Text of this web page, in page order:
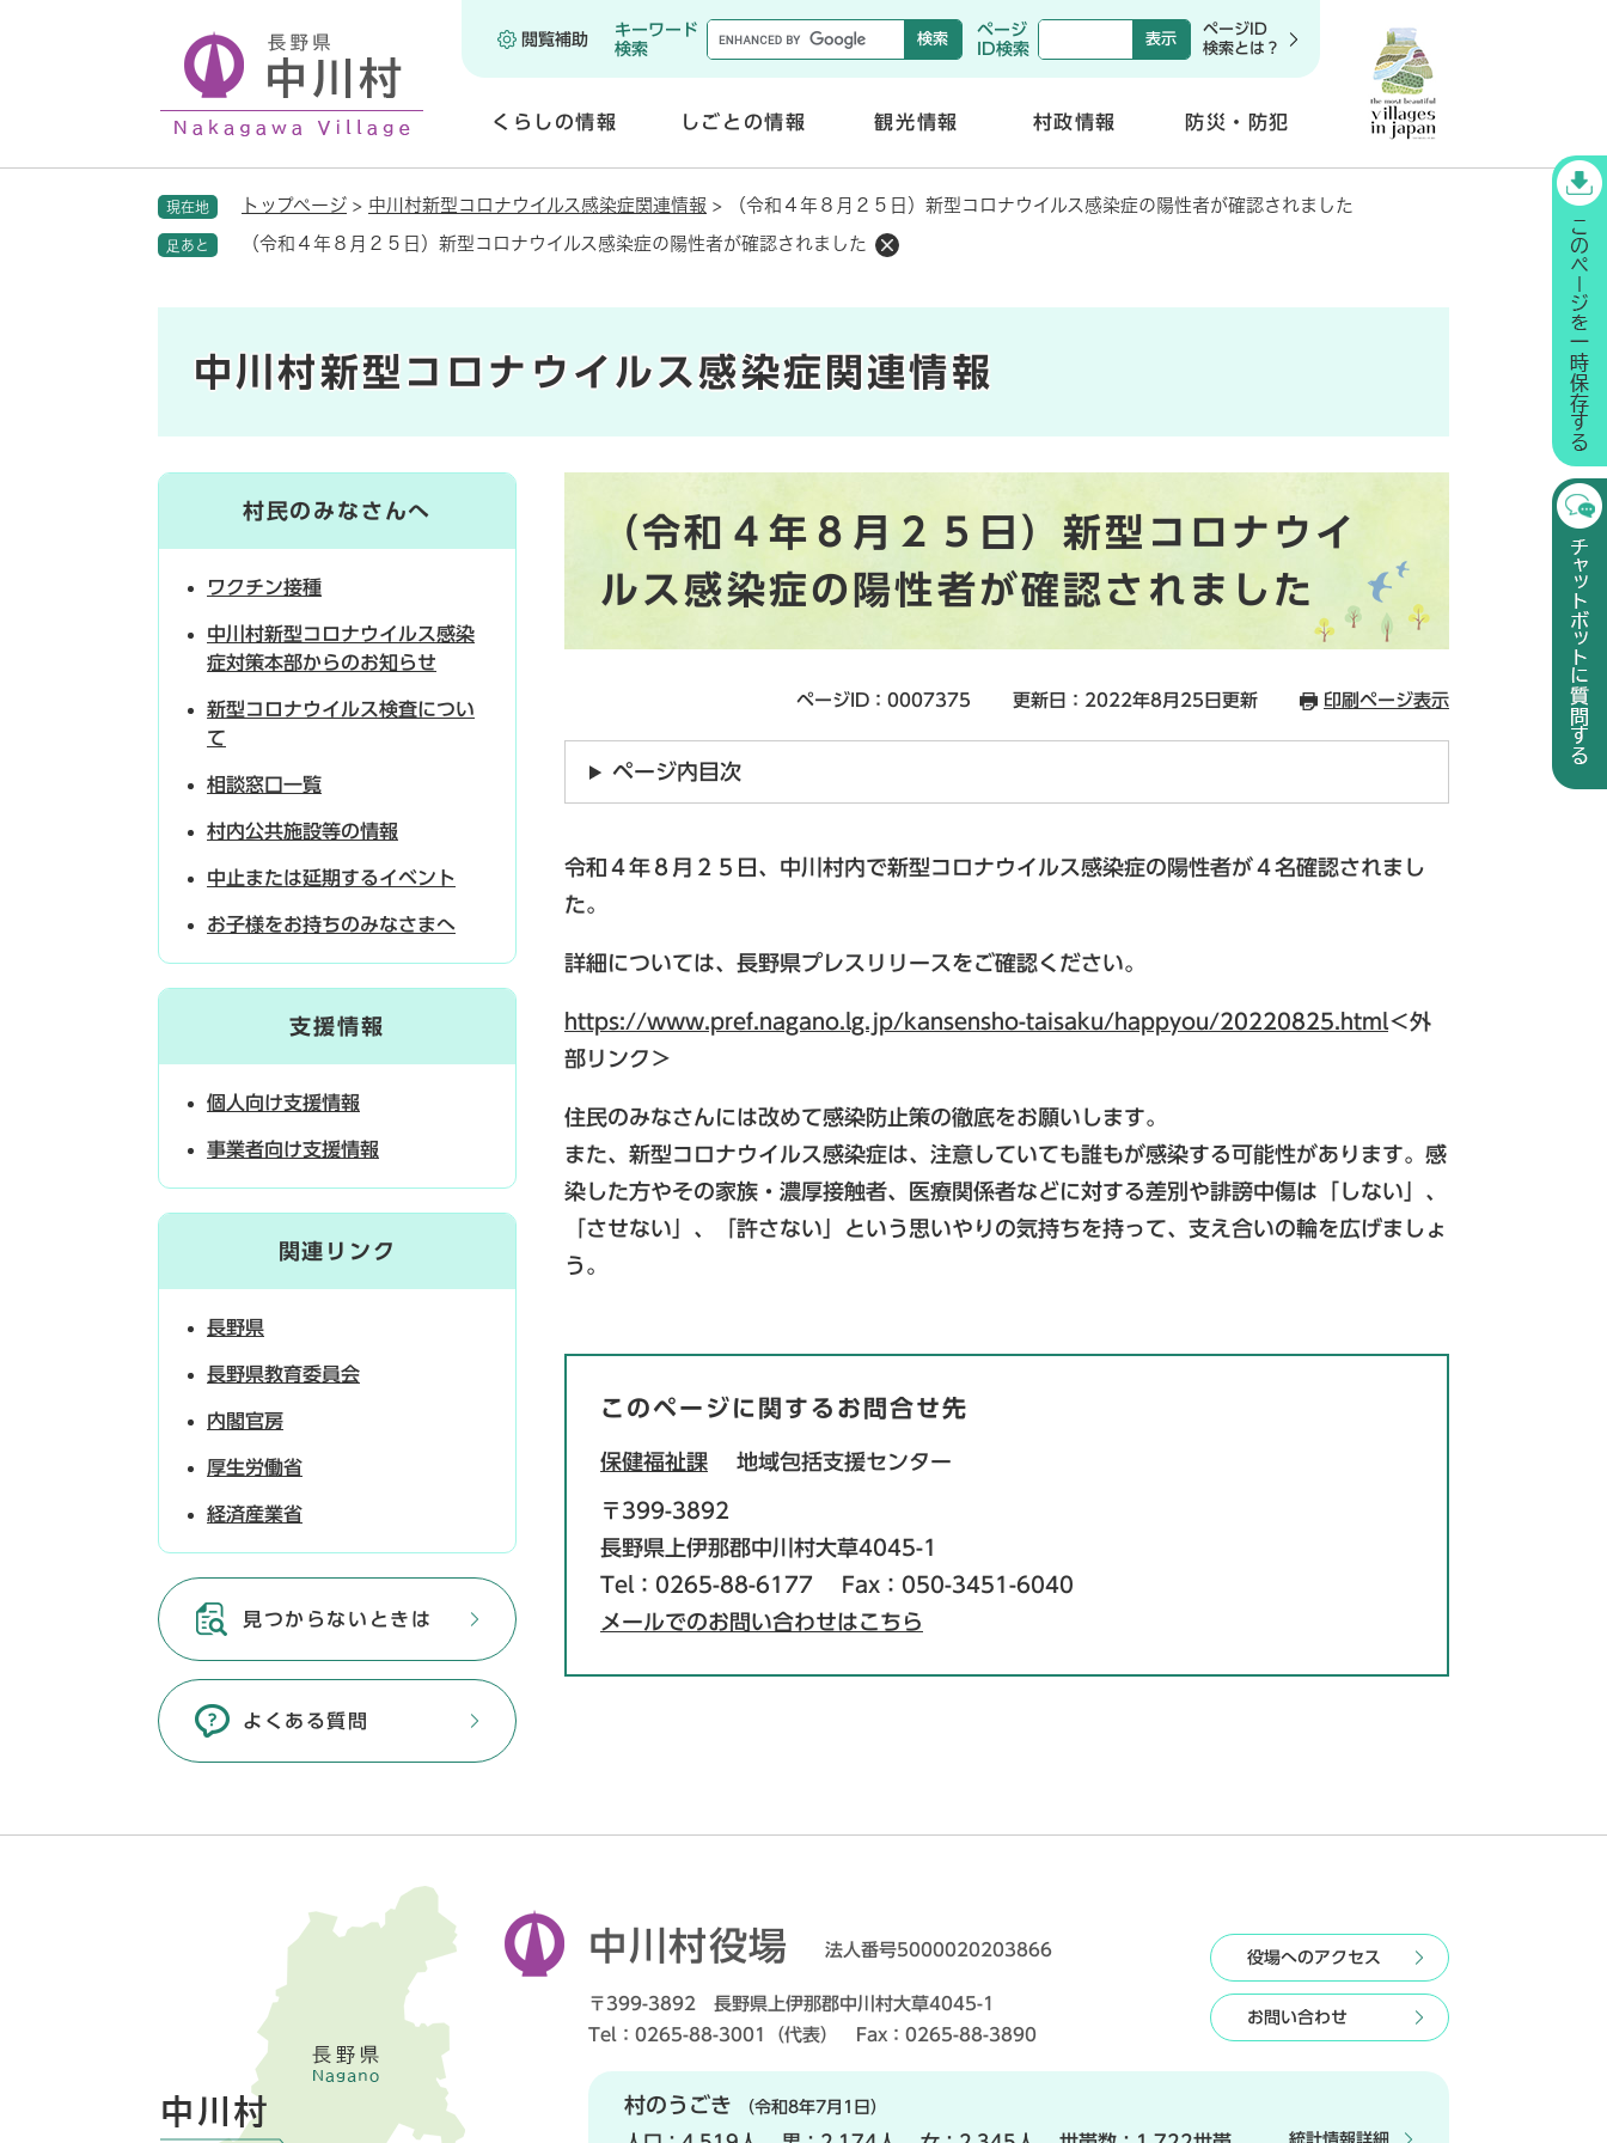
メニューを飛ばして本文へ
閲覧補助
キーワード
検索
ページ
ID検索
ページID
検索とは？
くらしの情報
く
しごとの情報
く
観光情報 村政情報
く
防災・防犯
く
現在地 トップページ > 中川村新型コロナウイルス感染症関連情報 > （令和４年８月２５日）新型コロナウイルス感染症の陽性者が確認されました
足あと （令和４年８月２５日）新型コロナウイルス感染症の陽性者が確認されました
中川村新型コロナウイルス感染症関連情報
（令和４年８月２５日）新型コロナウイ
ルス感染症の陽性者が確認されました
ページID：0007375 更新日：2022年8月25日更新 印刷ページ表示
ページ内目次
令和４年８月２５日、中川村内で新型コロナウイルス感染症の陽性者が４名確認されまし
た。
詳細については、長野県プレスリリースをご確認ください。
https://www.pref.nagano.lg.jp/kansensho-taisaku/happyou/20220825.html ＜外
部リンク＞
住民のみなさんには改めて感染防止策の徹底をお願いします。
また、新型コロナウイルス感染症は、注意していても誰もが感染する可能性があります。感
染した方やその家族・濃厚接触者、医療関係者などに対する差別や誹謗中傷は「しない」、
「させない」、「許さない」という思いやりの気持ちを持って、支え合いの輪を広げましょ
う。
このページに関するお問合せ先
保健福祉課 地域包括支援センター
〒399-3892
長野県上伊那郡中川村大草4045-1
Tel：0265-88-6177
Fax：050-3451-6040
メールでのお問い合わせはこちら
村民のみなさんへ
ワクチン接種
中川村新型コロナウイルス感染
症対策本部からのお知らせ
新型コロナウイルス検査につい
て
相談窓口一覧
村内公共施設等の情報
中止または延期するイベント
お子様をお持ちのみなさまへ
支援情報
個人向け支援情報
事業者向け支援情報
関連リンク
長野県
長野県教育委員会
内閣官房
厚生労働省
経済産業省
見つからないときは
よくある質問
中川村役場 法人番号5000020203866
〒399-3892 長野県上伊那郡中川村大草4045-1
Tel：0265-88-3001（代表） Fax：0265-88-3890
役場へのアクセス
お問い合わせ
村のうごき （令和8年7月1日）
統計情報詳細